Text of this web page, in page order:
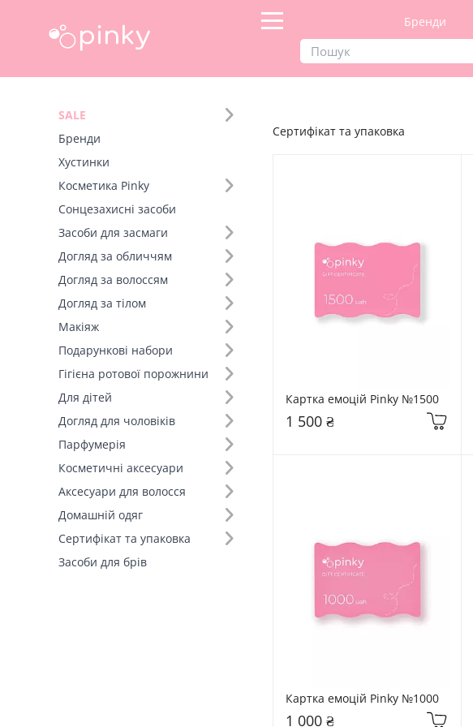
Бренди
SALE
Бренди
Хустинки
Косметика Pinky
Сонцезахисні засоби
Засоби для засмаги
Догляд за обличчям
Догляд за волоссям
Догляд за тілом
Макіяж
Подарункові набори
Гігієна ротової порожнини
Для дітей
Догляд для чоловіків
Парфумерія
Косметичні аксесуари
Аксесуари для волосся
Домашній одяг
Сертифікат та упаковка
Засоби для брів
Фільтр
Пакет подарунковий (2)
Сертифікат та упаковка
Картка емоцій Pinky №1500
1 500 ₴
Картка емоцій Pinky №1000
1 000 ₴